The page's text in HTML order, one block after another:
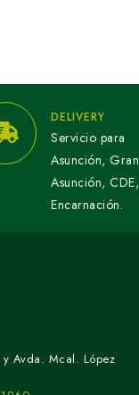
DELIVERY
Servicio para
Asunción, Gran
Asunción, CDE,
Encarnación.
Avda. Mcal. López